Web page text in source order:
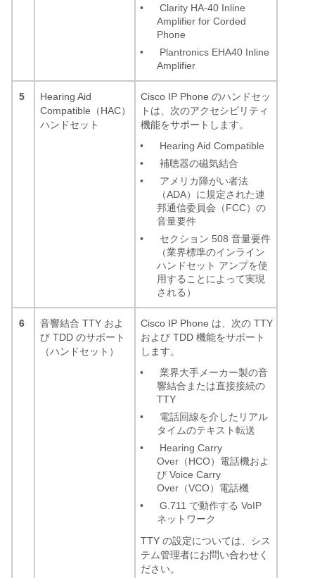
•
Clarity HA-40 Inline
Amplifier for Corded
Phone
•
Plantronics EHA40 Inline
Amplifier
5
Hearing Aid
Compatible（HAC）
ハンドセット
Cisco IP Phone のハンドセッ
トは、次のアクセシビリティ
機能をサポートします。
•
Hearing Aid Compatible
•
補聴器の磁気結合
•
アメリカ障がい者法
（ADA）に規定された連
邦通信委員会（FCC）の
音量要件
•
セクション 508 音量要件
（業界標準のインライン
ハンドセット アンプを使
用することによって実現
される）
6
音響結合 TTY およ
び TDD のサポート
（ハンドセット）
Cisco IP Phone は、次の TTY
および TDD 機能をサポート
します。
•
業界大手メーカー製の音
響結合または直接接続の
TTY
•
電話回線を介したリアル
タイムのテキスト転送
•
Hearing Carry
Over（HCO）電話機およ
び Voice Carry
Over（VCO）電話機
•
G.711 で動作する VoIP
ネットワーク
TTY の設定については、シス
テム管理者にお問い合わせく
ださい。